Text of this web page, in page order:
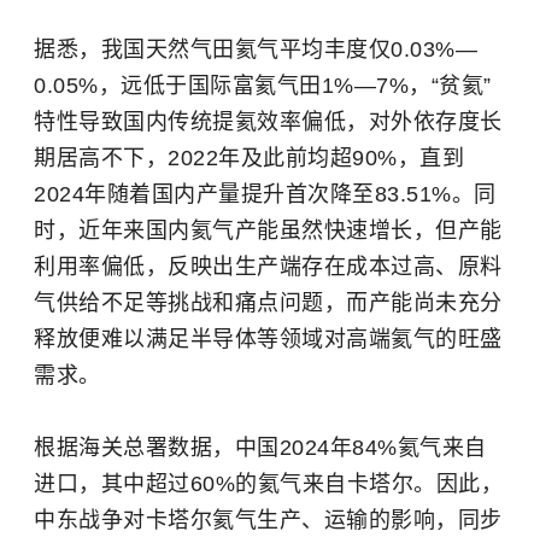
据悉，我国天然气田氦气平均丰度仅0.03%—
0.05%，远低于国际富氦气田1%—7%，“贫氦”
特性导致国内传统提氦效率偏低，对外依存度长
期居高不下，2022年及此前均超90%，直到
2024年随着国内产量提升首次降至83.51%。同
时，近年来国内氦气产能虽然快速增长，但产能
利用率偏低，反映出生产端存在成本过高、原料
气供给不足等挑战和痛点问题，而产能尚未充分
释放便难以满足半导体等领域对高端氦气的旺盛
需求。
根据海关总署数据，中国2024年84%氦气来自
进口，其中超过60%的氦气来自卡塔尔。因此，
中东战争对卡塔尔氦气生产、运输的影响，同步